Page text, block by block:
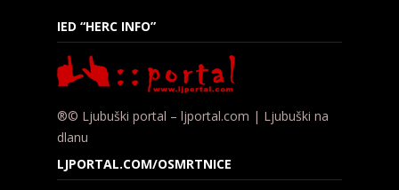
IED “HERC INFO”
®© Ljubuški portal – ljportal.com | Ljubuški na
dlanu
LJPORTAL.COM/OSMRTNICE